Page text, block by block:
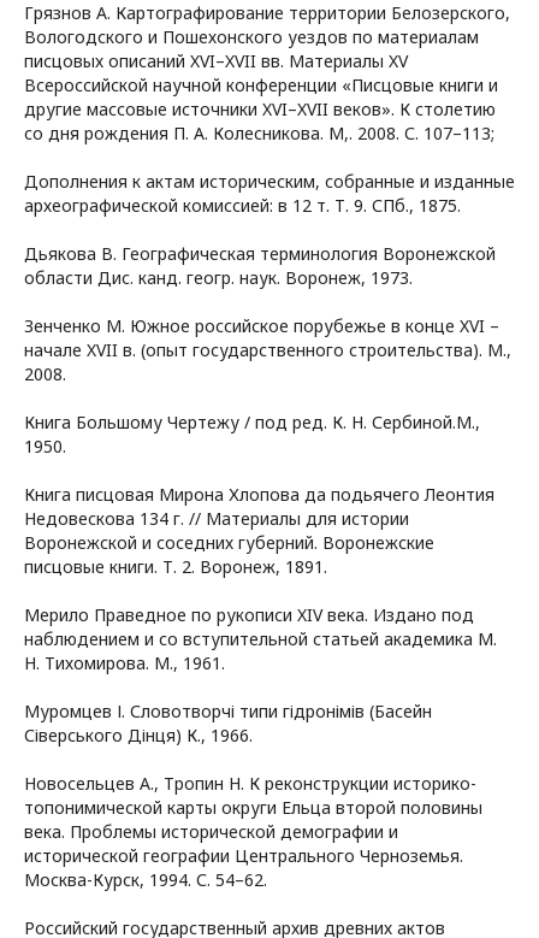
Грязнов А. Картографирование территории Белозерского,
Вологодского и Пошехонского уездов по материалам
писцовых описаний XVI–XVII вв. Материалы XV
Всероссийской научной конференции «Писцовые книги и
другие массовые источники XVI–XVII веков». К столетию
со дня рождения П. А. Колесникова. М,. 2008. С. 107–113;
Дополнения к актам историческим, собранные и изданные
археографической комиссией: в 12 т. Т. 9. СПб., 1875.
Дьякова В. Географическая терминология Воронежской
области Дис. канд. геогр. наук. Воронеж, 1973.
Зенченко М. Южное российское порубежье в конце XVI –
начале XVII в. (опыт государственного строительства). М.,
2008.
Книга Большому Чертежу / под ред. К. Н. Сербиной.М.,
1950.
Книга писцовая Мирона Хлопова да подьячего Леонтия
Недовескова 134 г. // Материалы для истории
Воронежской и соседних губерний. Воронежские
писцовые книги. Т. 2. Воронеж, 1891.
Мерило Праведное по рукописи XIV века. Издано под
наблюдением и со вступительной статьей академика М.
Н. Тихомирова. М., 1961.
Муромцев І. Словотворчі типи гідронімів (Басейн
Сіверського Дінця) К., 1966.
Новосельцев А., Тропин Н. К реконструкции историко-
топонимической карты округи Ельца второй половины
века. Проблемы исторической демографии и
исторической географии Центрального Черноземья.
Москва-Курск, 1994. С. 54–62.
Российский государственный архив древних актов